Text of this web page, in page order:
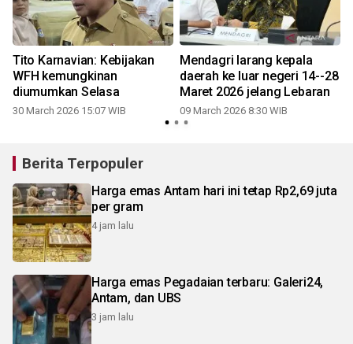
Tito Karnavian: Kebijakan
WFH kemungkinan
diumumkan Selasa
30 March 2026 15:07 WIB
Mendagri larang kepala
daerah ke luar negeri 14--28
Maret 2026 jelang Lebaran
09 March 2026 8:30 WIB
Berita Terpopuler
Harga emas Antam hari ini tetap Rp2,69 juta
per gram
4 jam lalu
Harga emas Pegadaian terbaru: Galeri24,
Antam, dan UBS
3 jam lalu